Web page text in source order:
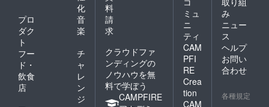
化
プロ
ダク
ト
音
楽
フー
ド・
飲食
店
チ
ャ
レ
ン
ジ
料
請
求
クラウドファ
ンディングの
ノウハウを無
料で学ぼう
CAMPFIRE
ミュ
ニ
ティ
CAM
PFI
RE
Crea
tion
CAM
み
ニュー
ス
ヘルプ
お問い
合わせ
各種規定